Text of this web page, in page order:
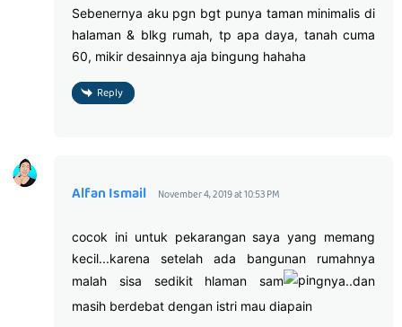
Sebenernya aku pgn bgt punya taman minimalis di
halaman & blkg rumah, tp apa daya, tanah cuma
60, mikir desainnya aja bingung hahaha
Reply
Alfan Ismail November 4, 2019 at 10:53 PM
cocok ini untuk pekarangan saya yang memang
kecil...karena setelah ada bangunan rumahnya
malah sisa sedikit hlaman sam
gnya..dan
masih berdebat dengan istri mau diapain